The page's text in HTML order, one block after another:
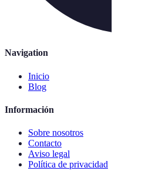
Navigation
Inicio
Blog
Información
Sobre nosotros
Contacto
Aviso legal
Política de privacidad